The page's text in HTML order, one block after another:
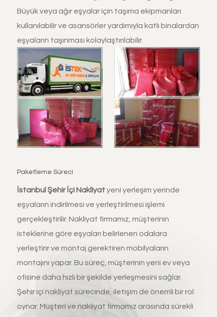
Büyük veya ağır eşyalar için taşıma ekipmanları
kullanılabilir ve asansörler yardımıyla katlı binalardan
eşyaların taşınması kolaylaştırılabilir.
Paketleme Süreci
İstanbul Şehir İçi Nakliyatyeni yerleşim yerinde
eşyaların indirilmesi ve yerleştirilmesi işlemi
gerçekleştirilir. Nakliyat firmamız, müşterinin
isteklerine göre eşyaları belirlenen odalara
yerleştirir ve montaj gerektiren mobilyaların
montajını yapar. Bu süreç, müşterinin yeni ev veya
ofisine daha hızlı bir şekilde yerleşmesini sağlar.
Şehir içi nakliyat sürecinde, iletişim de önemli bir rol
oynar. Müşteri ve nakliyat firmamız arasında sürekli